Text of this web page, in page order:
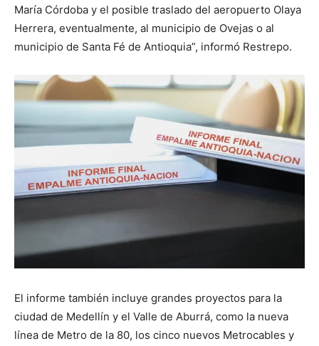
María Córdoba y el posible traslado del aeropuerto Olaya
Herrera, eventualmente, al municipio de Ovejas o al
municipio de Santa Fé de Antioquia”, informó Restrepo.
El informe también incluye grandes proyectos para la
ciudad de Medellín y el Valle de Aburrá, como la nueva
línea de Metro de la 80, los cinco nuevos Metrocables y